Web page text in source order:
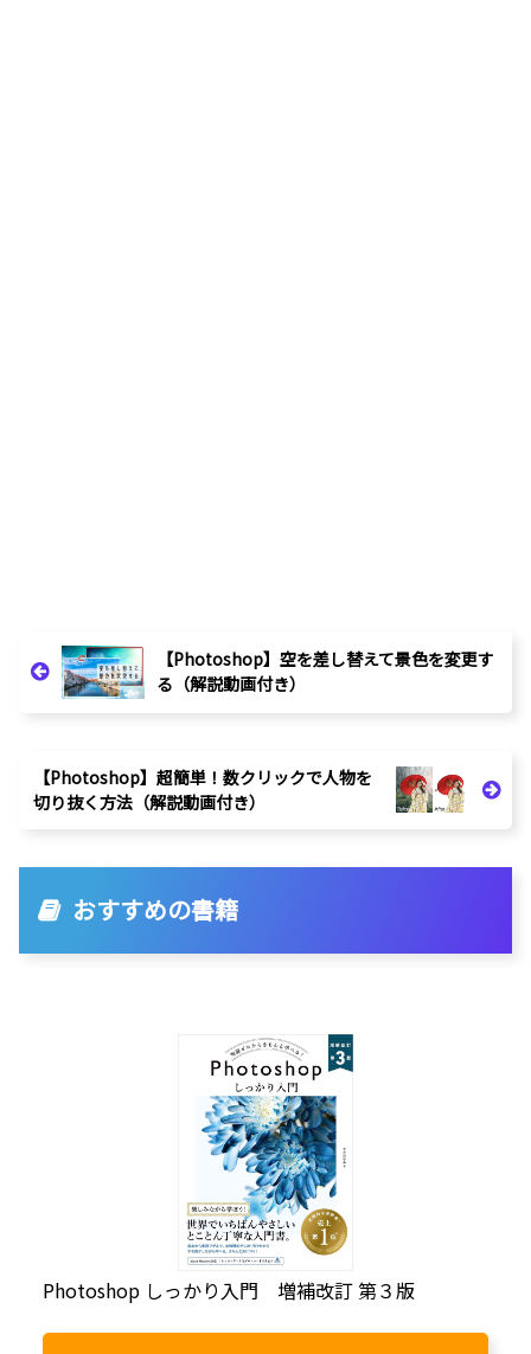
【Photoshop】空を差し替えて景色を変更す
る（解説動画付き）
【Photoshop】超簡単！数クリックで人物を
切り抜く方法（解説動画付き）
おすすめの書籍
Photoshop しっかり入門 増補改訂 第３版